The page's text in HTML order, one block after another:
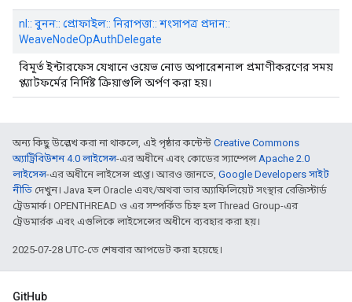
nl:: বুনন:: প্রোফাইল:: নিরাপত্তা:: শংসাপত্র প্রদান::
WeaveNodeOpAuthDelegate
বিমূর্ত ইন্টারফেস যেখানে ওয়েভ নোড অপারেশনাল প্রমাণীকরণের সময়
প্ল্যাটফর্মের নির্দিষ্ট ক্রিয়াগুলি অর্পণ করা হয়।
অন্য কিছু উল্লেখ করা না থাকলে, এই পৃষ্ঠার কন্টেন্ট Creative Commons
অ্যাট্রিবিউশন 4.0 লাইসেন্স-এর অধীনে এবং কোডের স্যাম্পেলApache 2.0
লাইসেন্স-এর অধীনে লাইসেন্স প্রাপ্ত। আরও জানতে, Google Developers সাইট
নীতি দেখুন। Java হল Oracle এবং/অথবা তার অ্যাফিলিয়েট সংস্থার রেজিস্টার্ড
ট্রেডমার্ক। OPENTHREAD ও এর সম্পর্কিত চিহ্ন হল Thread Group-এর
ট্রেডমার্রক এবং এগুলিকে লাইসেন্সের অধীনে ব্যবহার করা হয়।
2025-07-28 UTC-তে শেষবার আপডেট করা হয়েছে।
GitHub